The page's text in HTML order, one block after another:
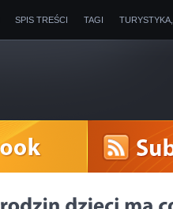
SPIS TREŚCI TAGI